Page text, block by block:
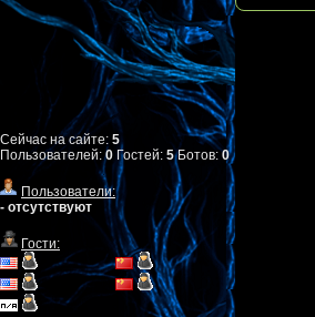
Сейчас на сайте: 5
Пользователей:0 Гостей: 5Ботов:0
Пользователи:
- отсутствуют
Гости: